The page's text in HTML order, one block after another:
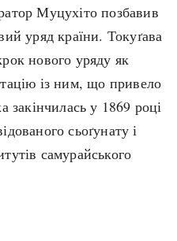
Муцухіто позбавив
уряд країни. Токуґава
нового уряду як
із ним, що привело
закінчилась у 1869 році
сьоґунату і
самурайського